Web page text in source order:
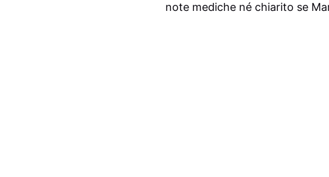
note mediche né chiarito se